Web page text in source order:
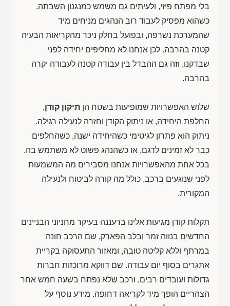
בלי מפתח פיזי, ולעיתים גם משמש כמנגנון השבתה.
כשהוא מפסיק לעבוד רוב הנהגים מניחים מיד
שהמערכת נשרפה, ובפועל בחלק ניכר מהקריאות הבעיה
קטנה בהרבה. לכן אנחנו לא מחליפים יחידה לפני
שבדקנו, וזה גם ההבדל בין עבודה קטנה לעבודה יקרה
בהרבה.
שלוש האפשרויות שמופיעות בשטח הן תיקון קודן,
החלפת היחידה, או ניתוק הקודן וחזרה לנעילה רגילה.
ניתוק הוא פתרון לגיטימי כשהיחידה ישנה, כשהחלפים
כבר לא זמינים לדגם, או כשהנהג פשוט לא משתמש בה.
בכל אחת מהאפשרויות אנחנו מסבירים מה המשמעות
לפני שנוגעים ברכב, כולל מה קורה לביטוח ולנעילה
המקורית.
תקלות קודן מגיעות אלינו ברעננה בעיקר מחניוני הבניינים
החדשים בנווה זמר ובלב הפארק, שם הרכב חונה
במרתף וללא קליטה טובה, ומאזור התעסוקה בקריית
אתגרים בסוף יום עבודה. שם דווקא מרוכזות חברות
גדולות ועובדים רבים, ורכב שלא נפתח בשעה חמש אחר
הצהריים הופך מיד לקריאה דחופה. מידע נוסף על